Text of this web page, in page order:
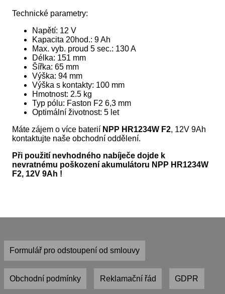
Technické parametry:
Napětí: 12 V
Kapacita 20hod.: 9 Ah
Max. vyb. proud 5 sec.: 130 A
Délka: 151 mm
Šířka: 65 mm
Výška: 94 mm
Výška s kontakty: 100 mm
Hmotnost: 2.5 kg
Typ pólu: Faston F2 6,3 mm
Optimální životnost: 5 let
Máte zájem o více baterií NPP HR1234W F2, 12V 9Ah
kontaktujte naše obchodní oddělení.
Při použití nevhodného nabíječe dojde k
nevratnému poškození akumulátoru NPP HR1234W
F2, 12V 9Ah !
Formulář pro odstoupení od smlouvy
Obchodní podmínky Reklamační řád GDPR